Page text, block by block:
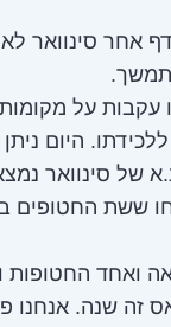
אחר סינוואר
עקבות על
היום
של סינוואר
ששת החטופים
ואחד החטופות
זה שנה. אנחנו